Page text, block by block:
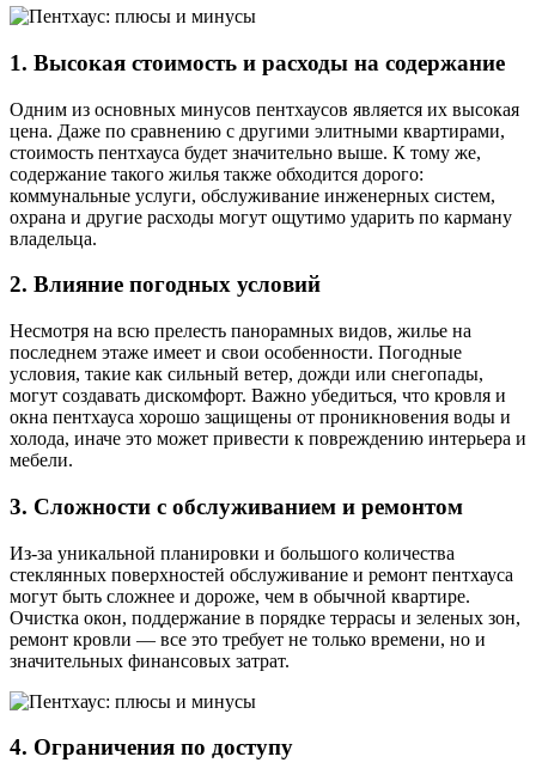
1. Высокая стоимость и расходы на содержание
Одним из основных минусов пентхаусов является их высокая
цена. Даже по сравнению с другими элитными квартирами,
стоимость пентхауса будет значительно выше. К тому же,
содержание такого жилья также обходится дорого:
коммунальные услуги, обслуживание инженерных систем,
охрана и другие расходы могут ощутимо ударить по карману
владельца.
2. Влияние погодных условий
Несмотря на всю прелесть панорамных видов, жилье на
последнем этаже имеет и свои особенности. Погодные
условия, такие как сильный ветер, дожди или снегопады,
могут создавать дискомфорт. Важно убедиться, что кровля и
окна пентхауса хорошо защищены от проникновения воды и
холода, иначе это может привести к повреждению интерьера и
мебели.
3. Сложности с обслуживанием и ремонтом
Из-за уникальной планировки и большого количества
стеклянных поверхностей обслуживание и ремонт пентхауса
могут быть сложнее и дороже, чем в обычной квартире.
Очистка окон, поддержание в порядке террасы и зеленых зон,
ремонт кровли — все это требует не только времени, но и
значительных финансовых затрат.
4. Ограничения по доступу